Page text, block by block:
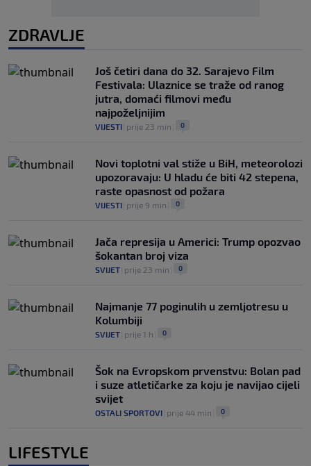
ZDRAVLJE
Još četiri dana do 32. Sarajevo Film
Festivala: Ulaznice se traže od ranog
jutra, domaći filmovi među
najpoželjnijim
VIJESTI prije 23 min 0
Novi toplotni val stiže u BiH, meteorolozi
upozoravaju: U hladu će biti 42 stepena,
raste opasnost od požara
VIJESTI prije 9 min 0
Jača represija u Americi: Trump opozvao
šokantan broj viza
SVIJET prije 23 min 0
Najmanje 77 poginulih u zemljotresu u
Kolumbiji
SVIJET prije 1 h 0
Šok na Evropskom prvenstvu: Bolan pad
i suze atletičarke za koju je navijao cijeli
svijet
OSTALI SPORTOVI prije 44 min 0
LIFESTYLE